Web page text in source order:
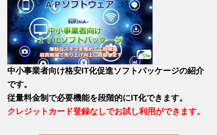
中小事業者向け格安IT化促進ソフトパッケージの紹介
です。
従量料金制で必要機能を段階的にIT化できます。
クレジットカード登録なしでお試し利用ができます。